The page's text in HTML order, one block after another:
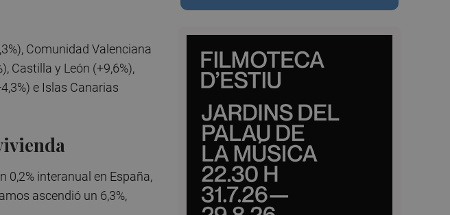
Comunidad Valenciana
Castilla y León (+9,6%),
e Islas Canarias
0,2% interanual en España,
ascendió un 6,3%,